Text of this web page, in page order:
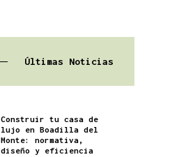
Últimas Noticias
Construir tu casa de
lujo en Boadilla del
Monte: normativa,
diseño y eficiencia